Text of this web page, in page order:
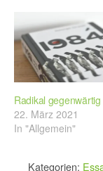
Radikal gegenwärtig
22. März 2021
In "Allgemein"
Kategorien: